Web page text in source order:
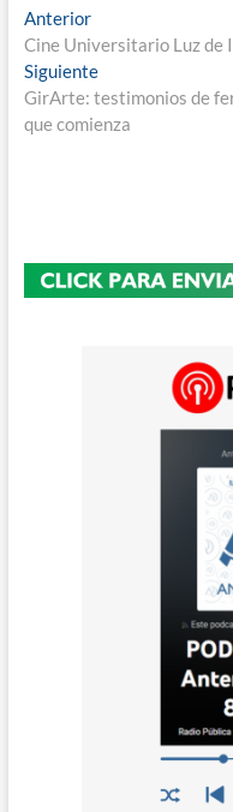
Navegación
de
entradas
AnteriorEntrada
anterior:
Cine Universitario Luz de
SiguienteEntrada
siguiente:
GirArte: testimonios de
que comienza